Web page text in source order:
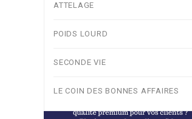
ATTELAGE
POIDS LOURD
SECONDE VIE
LE COIN DES BONNES AFFAIRES
LE COIN DES BONNES AFFAIRES